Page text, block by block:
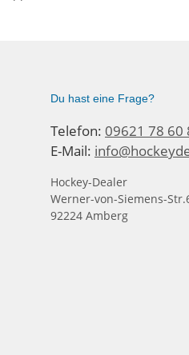
Du hast eine Frage?
Telefon: 09621 78 60
E-Mail:
Hockey-Dealer
Werner-von-Siemens-
92224 Amberg